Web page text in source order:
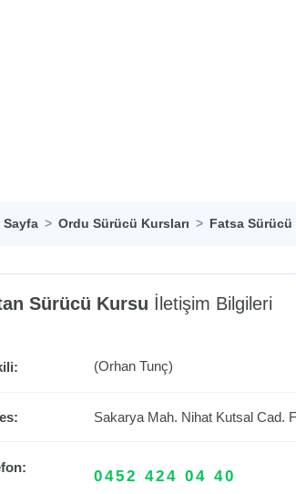
Sayfa Ordu Sürücü Kursları Fatsa Sürücü
Sürücü Kursu İletişim Bilgileri
(Orhan Tunç)
Sakarya Mah. Nihat Kutsal Cad.
0452 424 04 40